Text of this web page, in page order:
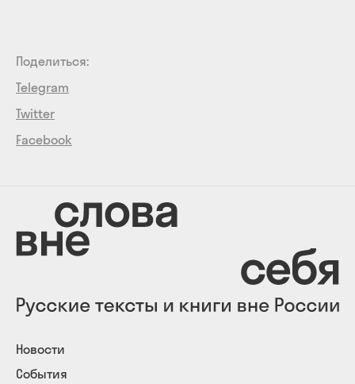
Поделиться:
Telegram
Twitter
Facebook
Новости
События